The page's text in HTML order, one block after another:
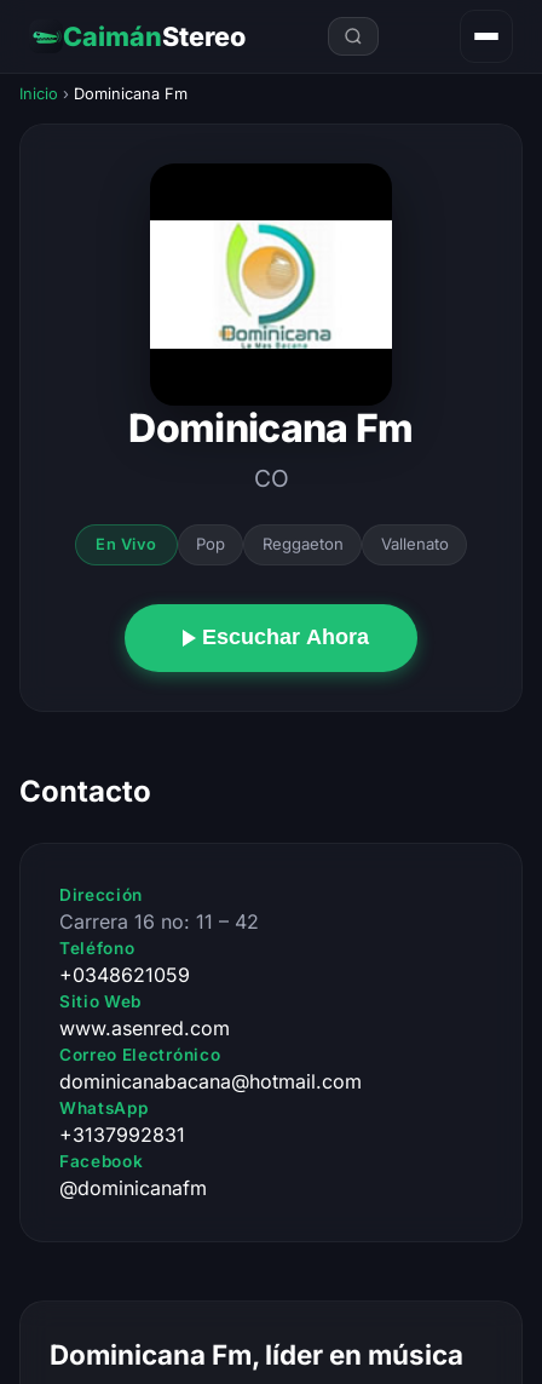
CaimánStereo
Inicio › Dominicana Fm
Dominicana Fm
CO
En Vivo Pop Reggaeton Vallenato
Escuchar Ahora
Contacto
Dirección
Carrera 16 no: 11 – 42
Teléfono
+0348621059
Sitio Web
www.asenred.com
Correo Electrónico
dominicanabacana@hotmail.com
WhatsApp
+3137992831
Facebook
@dominicanafm
Dominicana Fm, líder en música